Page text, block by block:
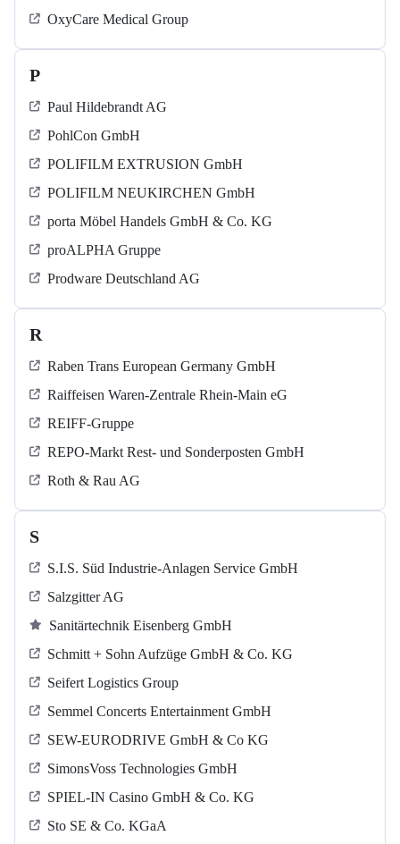
OxyCare Medical Group
P
Paul Hildebrandt AG
PohlCon GmbH
POLIFILM EXTRUSION GmbH
POLIFILM NEUKIRCHEN GmbH
porta Möbel Handels GmbH & Co. KG
proALPHA Gruppe
Prodware Deutschland AG
R
Raben Trans European Germany GmbH
Raiffeisen Waren-Zentrale Rhein-Main eG
REIFF-Gruppe
REPO-Markt Rest- und Sonderposten GmbH
Roth & Rau AG
S
S.I.S. Süd Industrie-Anlagen Service GmbH
Salzgitter AG
Sanitärtechnik Eisenberg GmbH
Schmitt + Sohn Aufzüge GmbH & Co. KG
Seifert Logistics Group
Semmel Concerts Entertainment GmbH
SEW-EURODRIVE GmbH & Co KG
SimonsVoss Technologies GmbH
SPIEL-IN Casino GmbH & Co. KG
Sto SE & Co. KGaA